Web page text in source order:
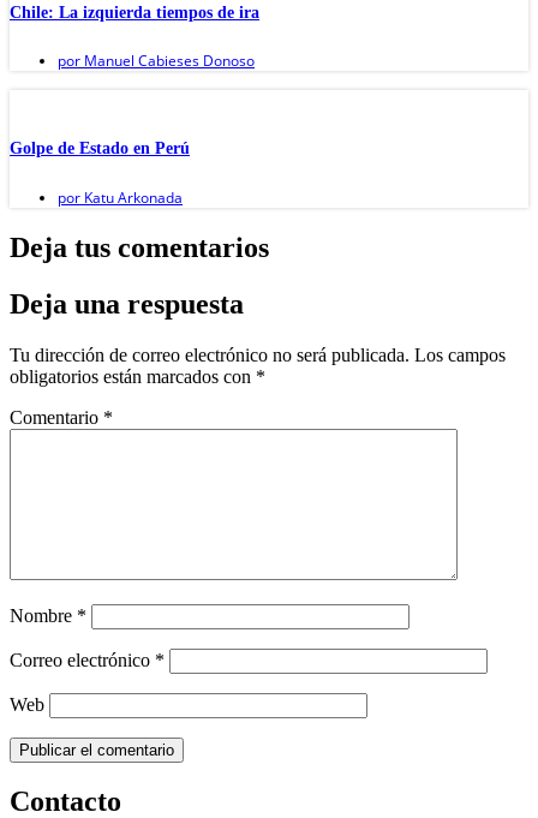
Chile: La izquierda tiempos de ira
por Manuel Cabieses Donoso
Golpe de Estado en Perú
por Katu Arkonada
Deja tus comentarios
Deja una respuesta
Tu dirección de correo electrónico no será publicada. Los campos
obligatorios están marcados con *
Comentario *
Nombre *
Correo electrónico *
Web
Contacto